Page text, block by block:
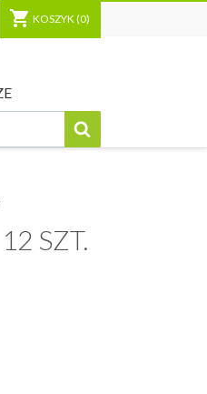
shopping_cart KOSZYK(0)
SZT.